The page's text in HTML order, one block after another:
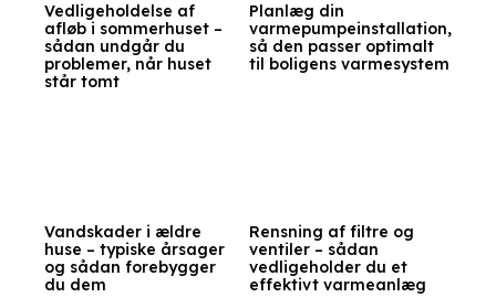
Vedligeholdelse af
afløb i sommerhuset –
sådan undgår du
problemer, når huset
står tomt
Planlæg din
varmepumpeinstallation,
så den passer optimalt
til boligens varmesystem
Vandskader i ældre
huse – typiske årsager
og sådan forebygger
du dem
Rensning af filtre og
ventiler – sådan
vedligeholder du et
effektivt varmeanlæg